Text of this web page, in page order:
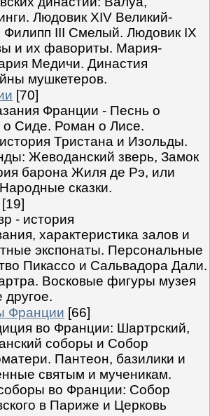
Людовик XIV Великий-
Филипп III Смелый. Людовик IX
и их фавориты. Мария-
Медичи. Династия
мушкетеров.
[70]
Франции - Песнь о
Сиде. Роман о Лисе.
Тристана и Изольды.
Жеводанский зверь, Замок
барона Жиля де Рэ, или
сказки.
[19]
- история
характеристика залов и
экспонаты. Персональные
Пикассо и Сальвадора Дали.
Восковые фигуры музея
другое.
Франции [66]
во Франции: Шартрский,
соборы и Собор
Пантеон, базилики и
святым и мученикам.
во Франции: Собор
в Париже и Церковь